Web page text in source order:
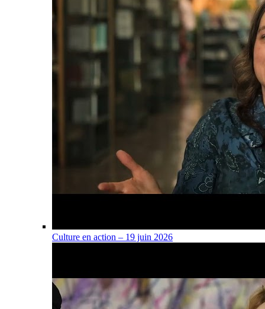
Culture en action – 19 juin 2026